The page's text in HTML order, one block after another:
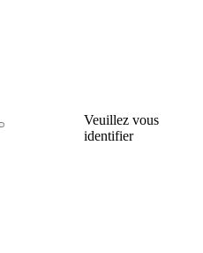
Veuillez vous
identifier